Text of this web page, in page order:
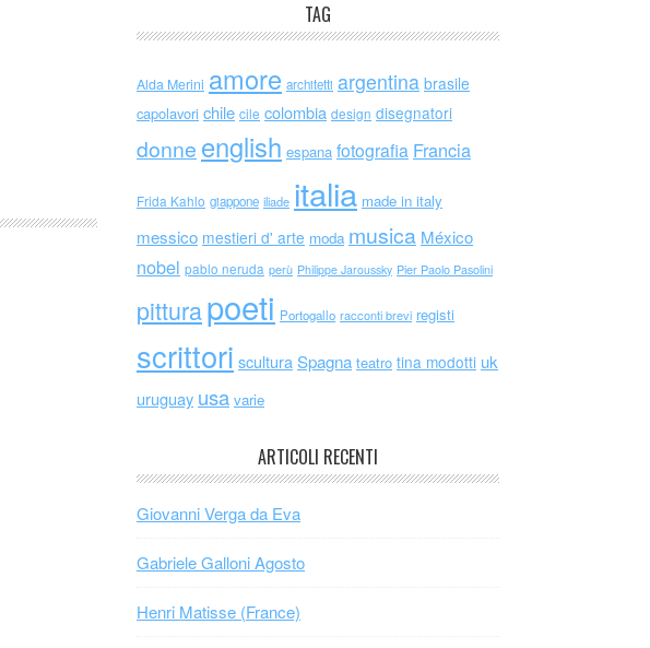
TAG
Alda Merini amore architetti argentina brasile
capolavori chile cile colombia design disegnatori
donne english espana fotografia Francia
Frida Kahlo giappone iliade italia made in italy
messico mestieri d' arte moda musica México
nobel pablo neruda perù Philippe Jaroussky Pier Paolo Pasolini
pitturapoeti Portogallo racconti brevi registi
scrittori scultura Spagna teatro tina modotti uk
uruguay usa varie
ARTICOLI RECENTI
Giovanni Verga da Eva
Gabriele Galloni Agosto
Henri Matisse (France)